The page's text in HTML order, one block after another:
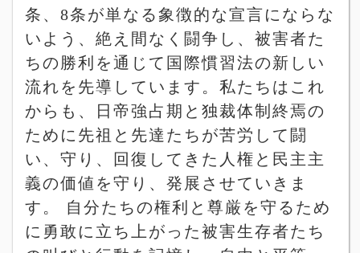
条、 8条が単なる象徴的な宣言にならな
いよう、絶え間なく闘争し、被害者た
ちの勝利を通じて国際慣習法の新しい
流れを先導しています。私たちはこれ
からも、日帝強占期と独裁体制終焉の
ために先祖と先達たちが苦労して闘
い、守り、回復してきた人権と民主主
義の価値を守り、発展させていきま
す。
自分たちの権利と尊厳を守るため
に勇敢に立ち上がった被害生存者たち